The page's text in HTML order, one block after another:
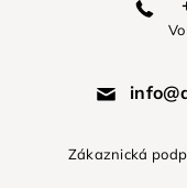
Zákaznická